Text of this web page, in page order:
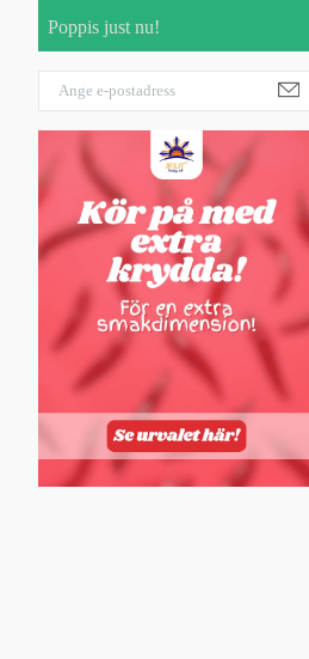
Poppis just nu!